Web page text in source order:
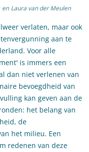
en Laura van der Meulen
verlaten, maar ook
aan te
Voor alle
is immers een
dan niet verlenen van
bevoegdheid van
kan geven aan de
het belang van
de
het milieu. Een
redenen van deze